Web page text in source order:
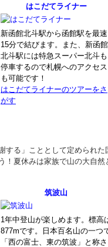
はこだてライナー
新函館北斗駅から函館駅を最速
15分で結びます。また、新函館
北斗駅には特急スーパー北斗も
停車するので札幌へのアクセス
も可能です！
はこだてライナーのツアーをさ
がす
する」こととして定められ
！夏休みは家族で山の大自
筑波山
1年中登山が楽しめます。標高
877mです。日本百名山の一つ
「西の富士、東の筑波」と称さ